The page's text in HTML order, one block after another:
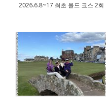
2026.6.8~17 최초 올드 코스 2회